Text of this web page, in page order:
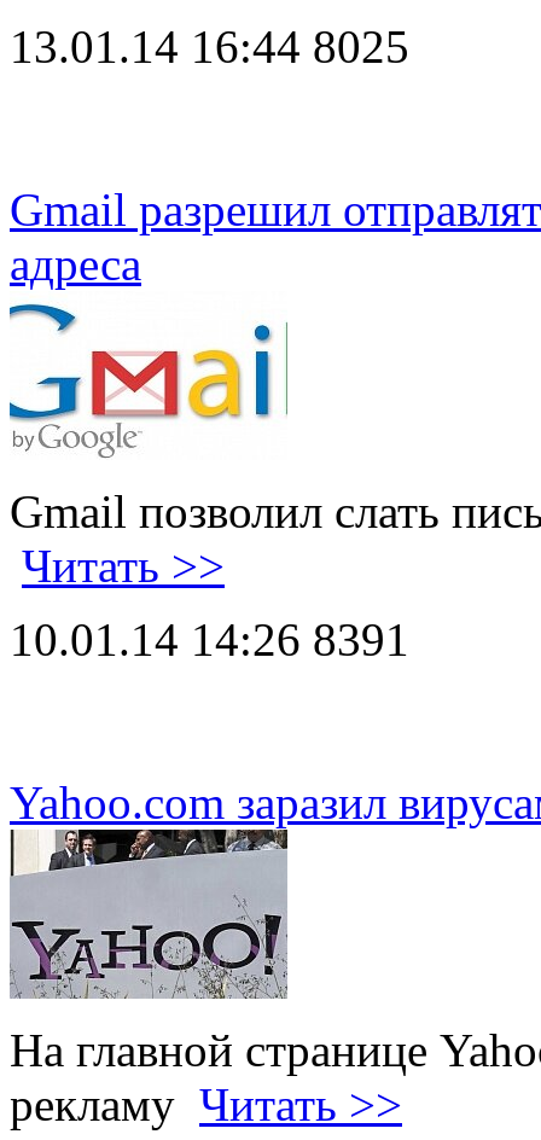
13.01.14 16:44 8025
Gmail разрешил
адреса
Gmail позволил слать
Читать >>
10.01.14 14:26 8391
Yahoo.com заразил
На главной странице
рекламу Читать >>